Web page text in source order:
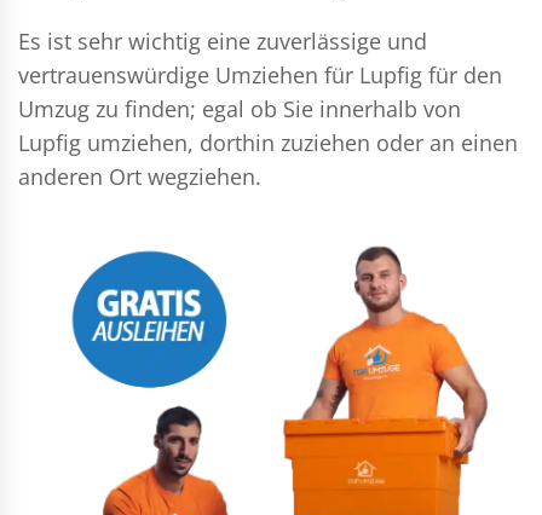
Es ist sehr wichtig eine zuverlässige und
vertrauenswürdige Umziehen für Lupfig für den
Umzug zu finden; egal ob Sie innerhalb von
Lupfig umziehen, dorthin zuziehen oder an einen
anderen Ort wegziehen.